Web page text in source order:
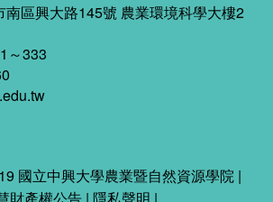
區興大路145號 農業環境科學大樓2
～333
國立中興大學農業暨自然資源學院 |